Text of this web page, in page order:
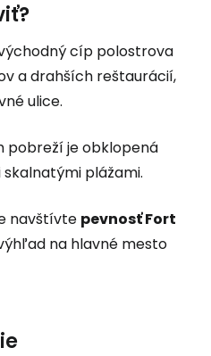
cíp polostrova
a drahších reštaurácií,
ulice.
pobreží je obklopená
plážami.
navštívte pevnosť Fort
na hlavné mesto